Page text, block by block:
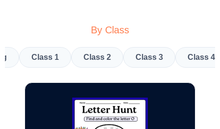
By Class
Class 1 Class 2 Class 3 Class 4